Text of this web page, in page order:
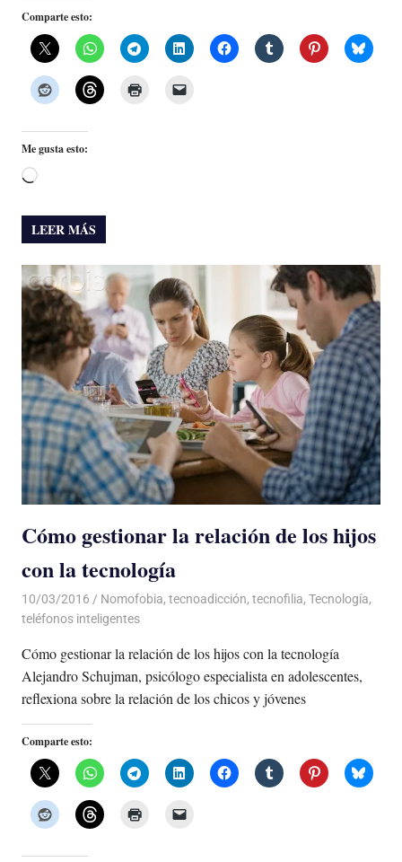
Comparte esto:
Me gusta esto:
Cargando...
LEER MÁS
Cómo gestionar la relación de los hijos
con la tecnología
10/03/2016 Luis Castellanos
Nomofobia, tecnoadicción, tecnofilia, Tecnología,
teléfonos inteligentes
Cómo gestionar la relación de los hijos con la tecnología
Alejandro Schujman, psicólogo especialista en adolescentes,
reflexiona sobre la relación de los chicos y jóvenes
Comparte esto: